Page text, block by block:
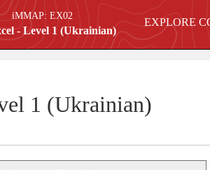
iMMAP: EX02
- Level 1 (Ukrainian)
EXPLORE
1 (Ukrainian)